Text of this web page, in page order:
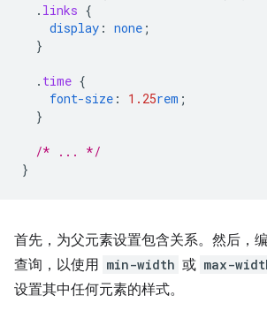
. links {
display : none ;
}
. time {
font-size : 1.25rem ;
}
/* ... */
}
首先，为父元素设置包含关系。然后，
查询，以使用 min-width 或 max-
设置其中任何元素的样式。